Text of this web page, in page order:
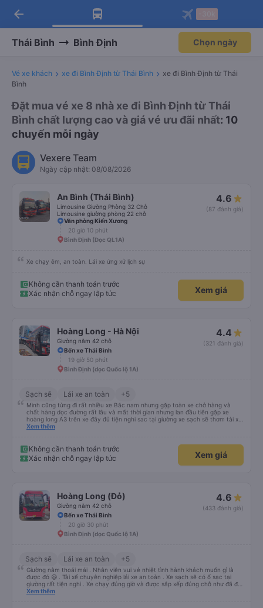
Tải app Vexere ngay!
Nhận ưu đãi thành viên độc
Mở app
Tải app Vexere
-30k/ghế khi đặt vé máy bay qua
Mở app
arrow_back
Thái Bình Bình Định Chọn ngày
Vé xe khách xe đi Bình Định từ Thái Bình
xe đi Bình Định từ Thái
Bình
Đặt mua vé xe 8 nhà xe đi Bình Định từ Thái
Bình chất lượng cao và giá vé ưu đãi nhất: 10
chuyến mỗi ngày
Vexere Team
Ngày cập nhật: 08/08/2026
An Bình (Thái Bình)
Limousine Giường Phòng 32 Chỗ
Limousine giường phòng 22 chỗ
4.6
(87 đánh giá)
Văn phòng Kiến Xương
20 giờ 10 phút
Bình Định (Dọc QL1A)
Xe chạy êm, an toàn. Lái xe ứng xử lịch sự
Không cần thanh toán trước
Xác nhận chỗ ngay lập tức
Xem giá
Hoàng Long - Hà Nội
Giường nằm 42 chỗ
4.4
(321 đánh giá)
Bến xe Thái Bình
19 giờ 50 phút
Bình Định (dọc Quốc lộ 1A)
Sạch sẽ Lái xe an toàn +5
Mình cũng từng đi rất nhiều xe Bắc nam nhưng gặp toàn xe chở hàng và
chất hàng dọc đường rất lâu và mất thời gian nhưng lan đầu tiên gặp xe
hoàng long A3 trên xe đây đủ tiện nghi sac tại giường xe sạch sẽ thơm tài xế
lo xe thoải mái vui tính sẽ con ung hô nhe
Xem thêm
Không cần thanh toán trước
Xác nhận chỗ ngay lập tức
Xem giá
Hoàng Long (Đỏ)
Giường nằm 42 chỗ
4.6
(433 đánh giá)
Bến xe Thái Bình
20 giờ 30 phút
Bình Định (dọc Quốc lộ 1A)
Sạch sẽ Lái xe an toàn +5
Giường nằm thoải mái . Nhân viên vui vẻ nhiệt tình hành khách muốn gì là
được đó 😆 . Tài xế chuyên nghiệp lái xe an toàn . Xe sạch sẽ có ổ sạc tại
giường rất tiện nghi . Xe chạy đúng giờ và được sắp xếp đúng chỗ như đã đặt
. Điểm 10 cho hoàng long đỏ 👍
Xem thêm